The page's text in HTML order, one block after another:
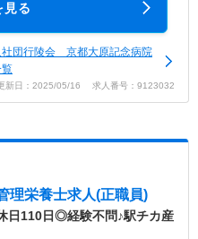
見る
社団行陵会 京都大原記念病院
新日：2025/05/16 求人番号：9123032
理栄養士求人(正職員)
日110日◎経験不問♪駅チカ産